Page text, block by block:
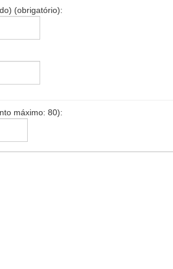
(obrigatório):
máximo: 80):